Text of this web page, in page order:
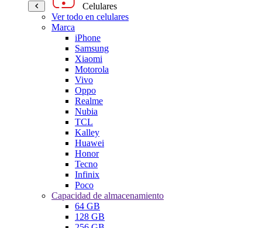
Celulares
Ver todo en celulares
Marca
iPhone
Samsung
Xiaomi
Motorola
Vivo
Oppo
Realme
Nubia
TCL
Kalley
Huawei
Honor
Tecno
Infinix
Poco
Capacidad de almacenamiento
64 GB
128 GB